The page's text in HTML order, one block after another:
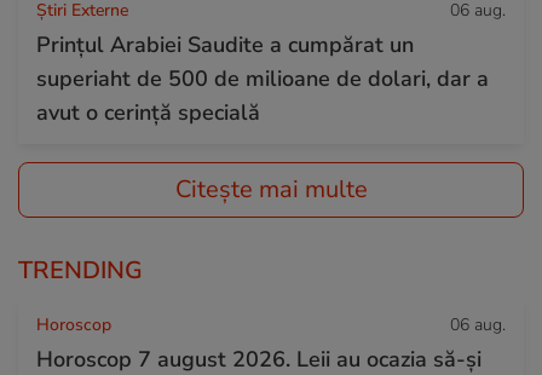
Știri Externe 06 aug.
Prințul Arabiei Saudite a cumpărat un
superiaht de 500 de milioane de dolari, dar a
avut o cerință specială
Citește mai multe
TRENDING
Horoscop 06 aug.
Horoscop 7 august 2026. Leii au ocazia să-și